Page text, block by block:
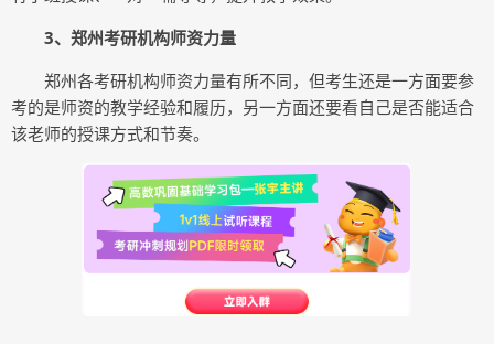
3、郑州考研机构师资力量
郑州各考研机构师资力量有所不同，但考生还是一方面要参
考的是师资的教学经验和履历，另一方面还要看自己是否能适合
该老师的授课方式和节奏。